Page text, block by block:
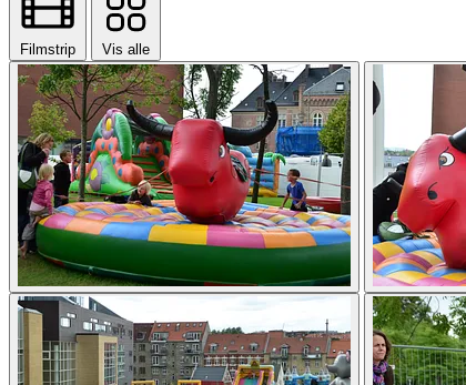
Filmstrip Vis alle